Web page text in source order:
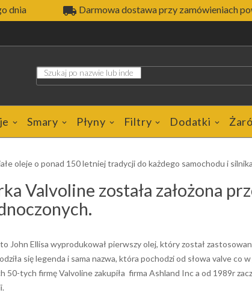
dnia  Darmowa dostawa przy zamówieniach
Smary Płyny Filtry Dodatki
oleje o ponad 150 letniej tradycji do każdego samochodu i
Valvoline została założona
John Ellisa wyprodukował pierwszy olej, który został
się legenda i sama nazwa, która pochodzi od słowa valve co
50-tych firmę Valvoline zakupiła firma Ashland Inc a od 1989r